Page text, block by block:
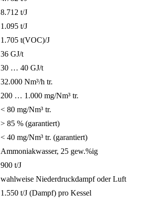
8.712 t/J
1.095 t/J
1.705 t(VOC)/J
36 GJ/t
30 … 40 GJ/t
32.000 Nm³/h tr.
200 … 1.000 mg/Nm³ tr.
< 80 mg/Nm³ tr.
> 85 % (garantiert)
< 40 mg/Nm³ tr. (garantiert)
Ammoniakwasser, 25 gew.%ig
900 t/J
wahlweise Niederdruckdampf oder Luft
1.550 t/J (Dampf) pro Kessel